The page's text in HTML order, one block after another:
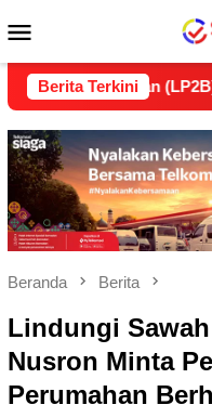
ke
Mobile
Berita Terkini
(LP2B)
Beranda Berita
Lindungi
Nusron Minta
Perumahan